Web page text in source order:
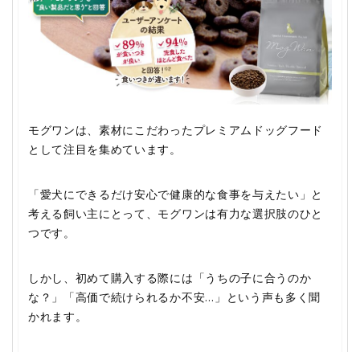
モグワンは、素材にこだわったプレミアムドッグフード
として注目を集めています。
「愛犬にできるだけ安心で健康的な食事を与えたい」と
考える飼い主にとって、モグワンは有力な選択肢のひと
つです。
しかし、初めて購入する際には「うちの子に合うのか
な？」「高価で続けられるか不安…」という声も多く聞
かれます。